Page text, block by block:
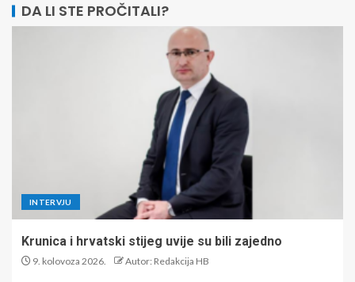
DA LI STE PROČITALI?
INTERVJU
Krunica i hrvatski stijeg uvije su bili zajedno
9. kolovoza 2026. Autor: Redakcija HB